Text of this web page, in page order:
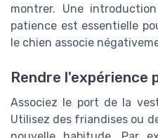
montrer. Une
patience est essentielle
le chien associe
Rendre l'expérience
Associez le port de la
Utilisez des friandises ou